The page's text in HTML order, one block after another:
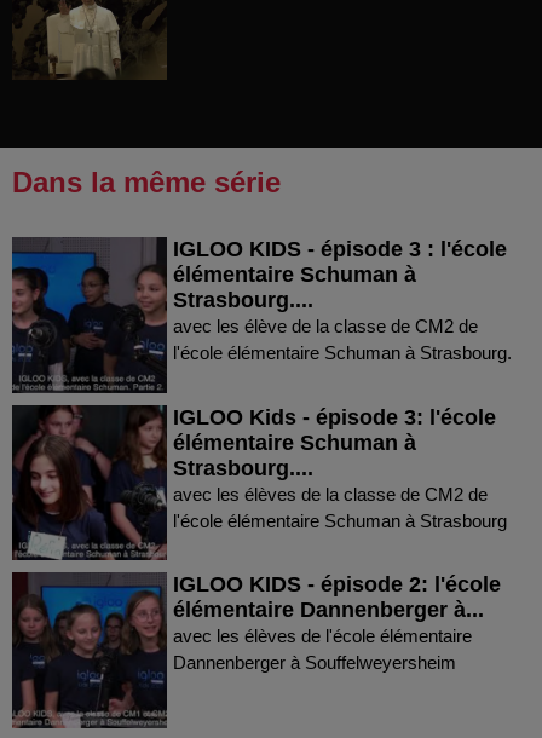
Dans la même série
IGLOO KIDS - épisode 3 : l'école
élémentaire Schuman à
Strasbourg....
avec les élève de la classe de CM2 de
l'école élémentaire Schuman à Strasbourg.
IGLOO Kids - épisode 3: l'école
élémentaire Schuman à
Strasbourg....
avec les élèves de la classe de CM2 de
l'école élémentaire Schuman à Strasbourg
IGLOO KIDS - épisode 2: l'école
élémentaire Dannenberger à...
avec les élèves de l'école élémentaire
Dannenberger à Souffelweyersheim